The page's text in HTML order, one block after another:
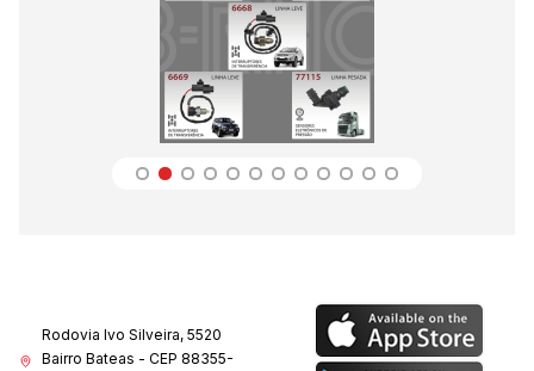
Rodovia Ivo Silveira, 5520
Bairro Bateas - CEP 88355-